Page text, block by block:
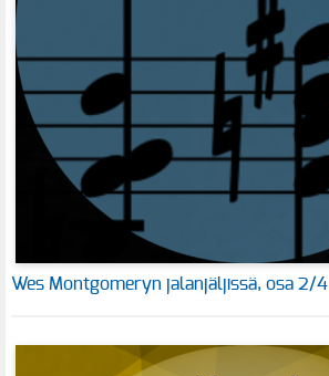
Wes Montgomeryn jalanjäljissä, osa 2/4